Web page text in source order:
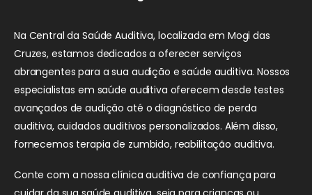
Na Central da Saúde Auditiva, localizada em Mogi das
Cruzes, estamos dedicados a oferecer serviços
abrangentes para a sua audição e saúde auditiva. Nossos
especialistas em saúde auditiva oferecem desde testes
avançados de audição até o diagnóstico de perda
auditiva, cuidados auditivos personalizados. Além disso,
fornecemos terapia de zumbido, reabilitação auditiva.
Conte com a nossa clínica auditiva de confiança para